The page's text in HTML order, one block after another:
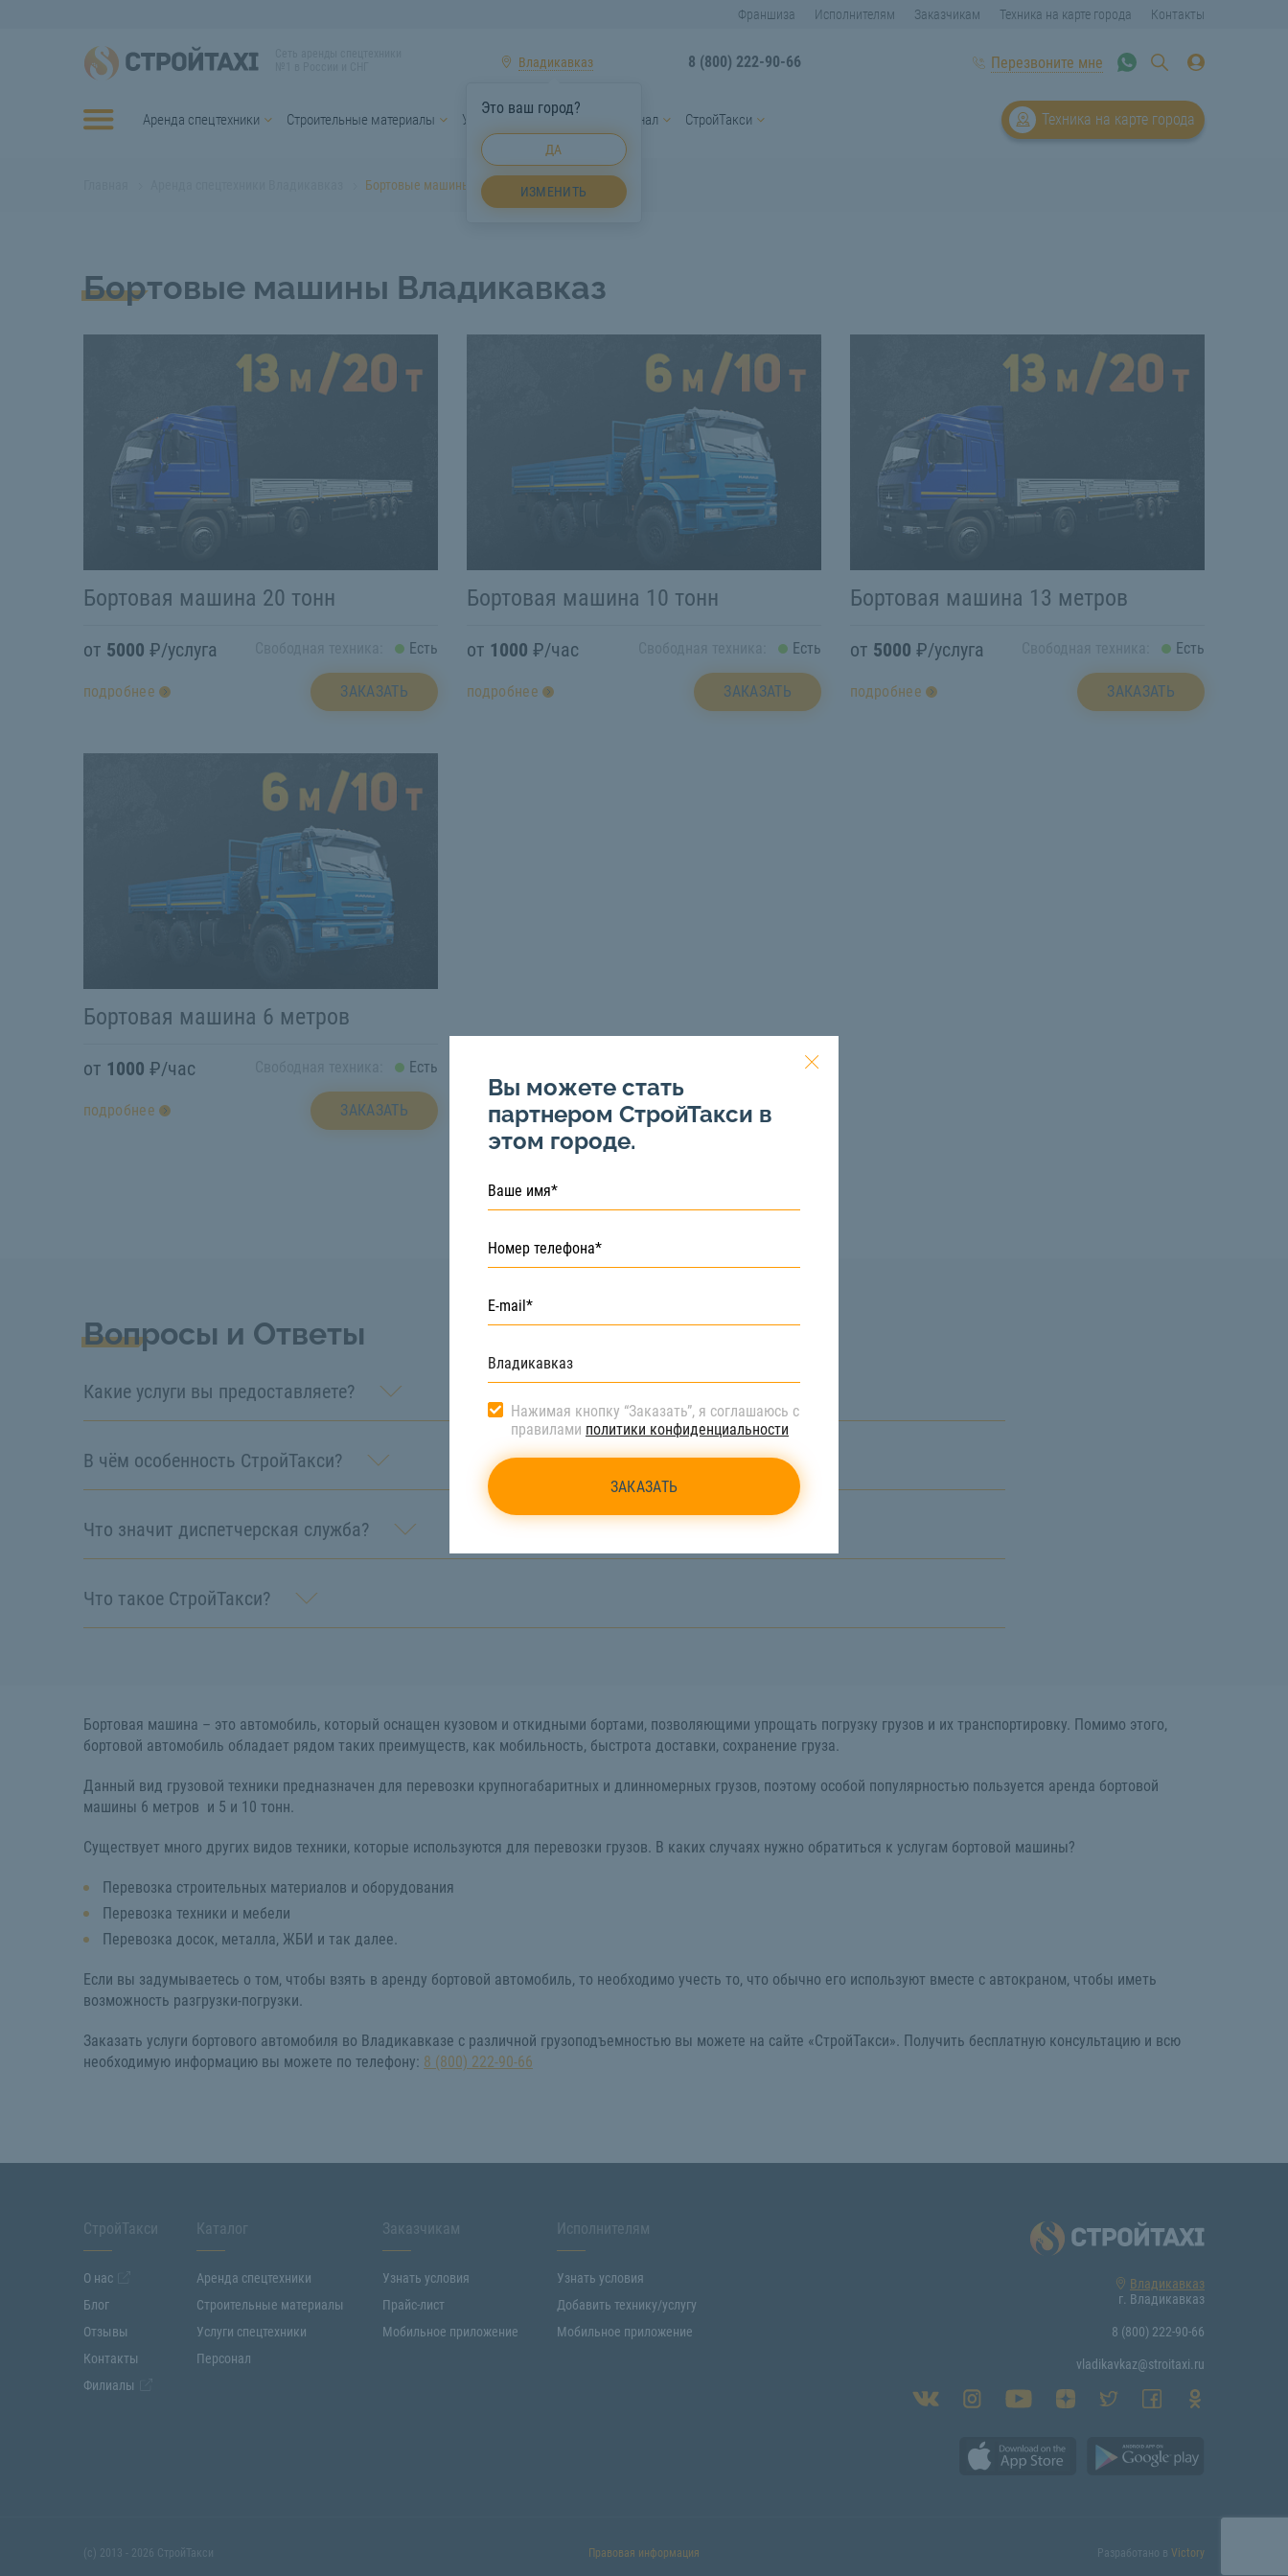
Франшиза Исполнителям Заказчикам Техника на карте города Контакты
Владикавказ
Это ваш город?
ДА
ИЗМЕНИТЬ
8 (800) 222-90-66 Перезвоните мне
Аренда спецтехники Строительные материалы Услуги спецтехники Персонал СтройТакси Техника на карте города
Бортовые машины Владикавказ
Бортовые машины Владикавказ
Бортовая машина 20 тонн
от 5000 ₽/услуга Есть
подробнее ЗАКАЗАТЬ
Бортовая машина 10 тонн
от 1000 ₽/час Есть
подробнее ЗАКАЗАТЬ
Бортовая машина 13 метров
от 5000 ₽/услуга Есть
подробнее ЗАКАЗАТЬ
Бортовая машина 6 метров
от 1000 ₽/час Есть
подробнее ЗАКАЗАТЬ
Вопросы и Ответы
Какие услуги вы предоставляете?
В чём особенность СтройТакси?
Что значит диспетчерская служба?
Что такое СтройТакси?
Бортовая машина – это автомобиль, который оснащен кузовом и откидными бортами, позволяющими упрощать погрузку грузов и их транспортировку. Помимо этого,
бортовой автомобиль обладает рядом таких преимуществ, как мобильность, быстрота доставки, сохранение груза.
Данный вид грузовой техники предназначен для перевозки крупногабаритных и длинномерных грузов, поэтому особой популярностью пользуется аренда бортовой
машины 6 метров и 5 и 10 тонн.
Существует много других видов техники, которые используются для перевозки грузов. В каких случаях нужно обратиться к услугам бортовой машины?
Перевозка строительных материалов и оборудования
Перевозка техники и мебели
Перевозка досок, металла, ЖБИ и так далее.
Если вы задумываетесь о том, чтобы взять в аренду бортовой автомобиль, то необходимо учесть то, что обычно его используют вместе с автокраном, чтобы иметь
возможность разгрузки-погрузки.
Заказать услуги бортового автомобиля во Владикавказе с различной грузоподъемностью вы можете на сайте «СтройТакси». Получить бесплатную консультацию и всю
необходимую информацию вы можете по телефону: 8 (800) 222-90-66
СтройТакси
О нас
Блог
Отзывы
Контакты
Филиалы
Каталог
Аренда спецтехники
Строительные материалы
Услуги спецтехники
Персонал
Заказчикам
Узнать условия
Прайс-лист
Мобильное приложение
Исполнителям
Узнать условия
Добавить технику/услугу
Мобильное приложение
Владикавказ
г. Владикавказ
8 (800) 222-90-66
vladikavkaz@stroitaxi.ru
(с) 2013 - 2026 СтройТакси Правовая информация Разработано в Victory
Вы можете стать
партнером СтройТакси в
этом городе.
Нажимая кнопку “Заказать”, я соглашаюсь с
правилами политики конфиденциальности